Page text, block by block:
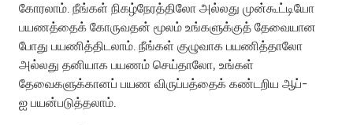
கோரலாம். நீங்கள் நிகழ்நேரத்திலோ அல்லது முன்கூட்டியோ
பயணத்தைக் கோருவதன் மூலம் உங்களுக்குத் தேவையான
போது பயணித்திடலாம். நீங்கள் குழுவாக பயணித்தாலோ
அல்லது தனியாக பயணம் செய்தாலோ, உங்கள்
தேவைகளுக்கானப் பயண விருப்பத்தைக் கண்டறிய ஆப்-
ஐ பயன்படுத்தலாம்.